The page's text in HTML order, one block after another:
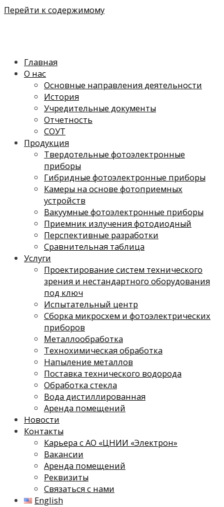
Перейти к содержимому
Главная
О нас
Основные направления деятельности
История
Учредительные документы
Отчетность
СОУТ
Продукция
Твердотельные фотоэлектронные
приборы
Гибридные фотоэлектронные приборы
Камеры на основе фотоприемных
устройств
Вакуумные фотоэлектронные приборы
Приемник излучения фотодиодный
Перспективные разработки
Сравнительная таблица
Услуги
Проектирование систем технического
зрения и нестандартного оборудования
под ключ
Испытательный центр
Сборка микросхем и фотоэлектрических
приборов
Металлообработка
Технохимическая обработка
Напыление металлов
Поставка технического водорода
Обработка стекла
Вода дистиллированная
Аренда помещений
Новости
Контакты
Карьера с АО «ЦНИИ «Электрон»
Вакансии
Аренда помещений
Реквизиты
Связаться с нами
English